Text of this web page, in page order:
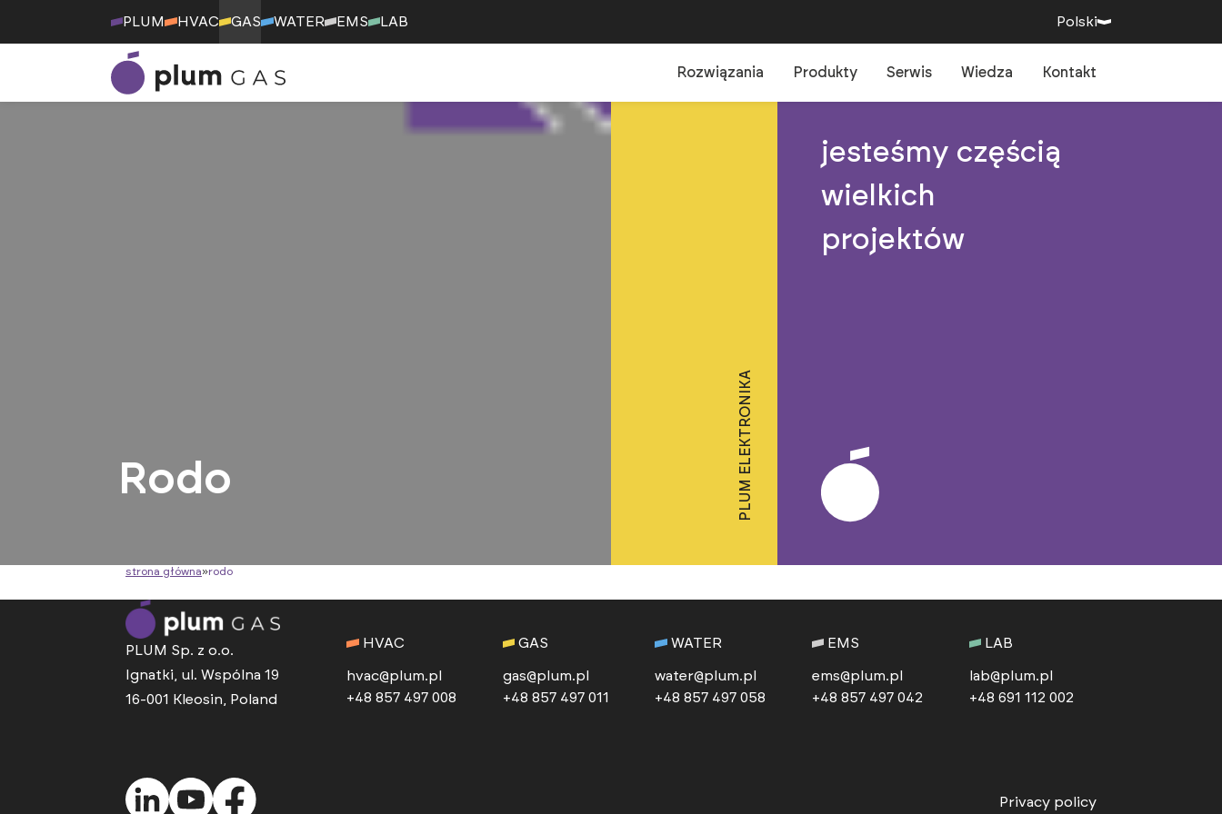
PLUM HVAC GAS WATER EMS LAB Polski
Rozwiązania Produkty Serwis Wiedza Kontakt
Rodo PLUM ELEKTRONIKA
jesteśmy częścią
wielkich
projektów
strona główna»rodo
PLUM Sp. z o.o.
Ignatki, ul. Wspólna 19
16-001 Kleosin, Poland
HVAC
hvac@plum.pl
+48 857 497 008
GAS
gas@plum.pl
+48 857 497 011
WATER
water@plum.pl
+48 857 497 058
EMS
ems@plum.pl
+48 857 497 042
LAB
lab@plum.pl
+48 691 112 002
Privacy policy